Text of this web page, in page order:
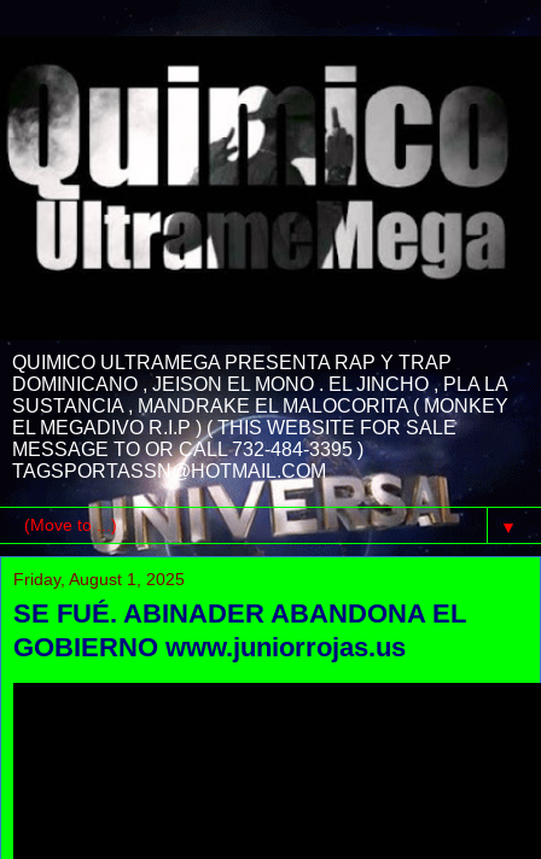
QUIMICO ULTRAMEGA PRESENTA RAP Y TRAP
DOMINICANO , JEISON EL MONO . EL JINCHO , PLA LA
SUSTANCIA , MANDRAKE EL MALOCORITA ( MONKEY
EL MEGADIVO R.I.P ) ( THIS WEBSITE FOR SALE
MESSAGE TO OR CALL 732-484-3395 )
TAGSPORTASSN@HOTMAIL.COM
▼
Friday, August 1, 2025
SE FUÉ. ABINADER ABANDONA EL
GOBIERNO www.juniorrojas.us